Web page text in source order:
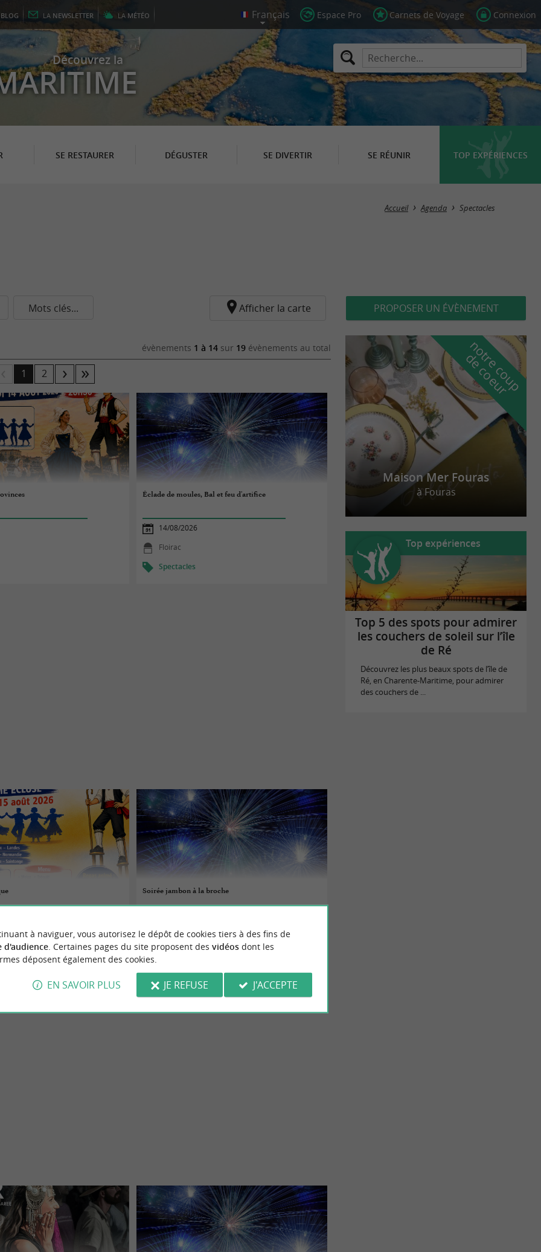
BLOG LA NEWSLETTER LA MÉTÉO Espace Pro Carnets de Voyage Connexion
Découvrez la
SE RESTAURER DÉGUSTER SE DIVERTIR SE RÉUNIR TOP EXPÉRIENCES
Masquer la carte
Accueil Agenda Spectacles
Mots clés... Afficher la carte
évènements 1 à 14 sur 19 évènements au total
1 2
Éclade de moules, Bal et feu d'artifice
14/08/2026
Floirac
Spectacles
Soirée jambon à la broche
Saint-Aigulin
PROPOSER UN ÉVÈNEMENT
n
o
t
r
e
c
o
u
p
d
e
c
o
e
u
r
Maison Mer Fouras
à Fouras
Top expériences
Top 5 des spots pour admirer
les couchers de soleil sur l’île
de Ré
Découvrez les plus beaux spots de l’île de
Ré, en Charente-Maritime, pour admirer
des couchers de ...
à naviguer, vous autorisez le dépôt de cookies tiers à des fins de
d'audience. Certaines pages du site proposent des vidéosdont les
déposent également des cookies.
EN SAVOIR PLUS JE REFUSE J'ACCEPTE